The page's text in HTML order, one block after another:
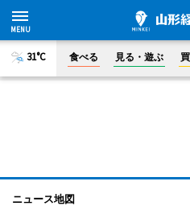
31°C 食べる 見る・遊ぶ
ニュース地図